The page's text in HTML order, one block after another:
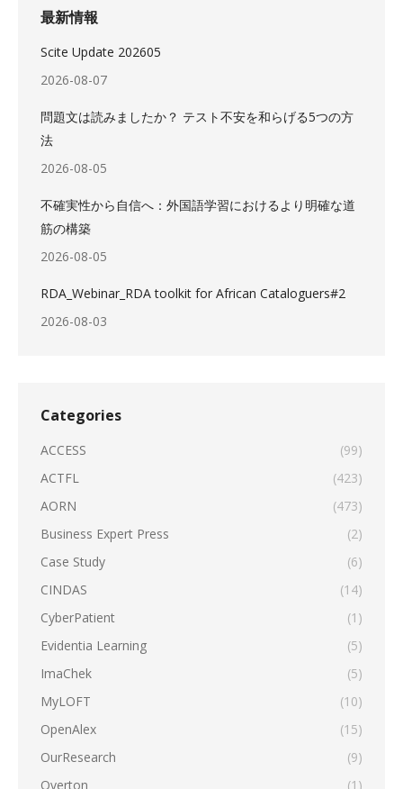
最新情報
Scite Update 202605
2026-08-07
問題文は読みましたか？ テスト不安を和らげる5つの方
法
2026-08-05
不確実性から自信へ：外国語学習におけるより明確な道
筋の構築
2026-08-05
RDA_Webinar_RDA toolkit for African Cataloguers#2
2026-08-03
Categories
ACCESS
(99)
ACTFL
(423)
AORN
(473)
Business Expert Press
(2)
Case Study
(6)
CINDAS
(14)
CyberPatient
(1)
Evidentia Learning
(5)
ImaChek
(5)
MyLOFT
(10)
OpenAlex
(15)
OurResearch
(9)
Overton
(1)